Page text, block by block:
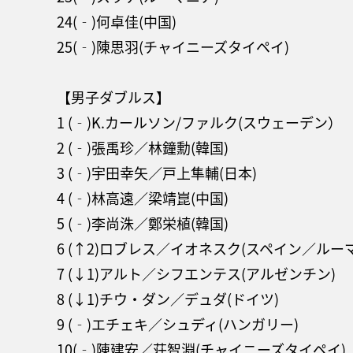
24(‐)何卓佳(中国)
25(‐)陳思羽(チャイニーズタイペイ)
【男子ダブルス】
1 (‐)K.カールソン/ファルク(スウェーデン）
2 (‐)張禹珍／林鐘勳(韓国)
3 (‐)宇田幸矢／戸上隼輔(日本)
4 (‐)林高遠／梁靖崑(中国)
5 (‐)李尚洙／鄭栄植(韓国)
6 (↑2)ロブレス／イオネスク(スペイン／ルー
7 (↓1)アルト／シフエンテス(アルゼンチン)
8 (↓1)チウ・ダン／デュダ(ドイツ)
9 (‐)エチェキ／シュディ(ハンガリー)